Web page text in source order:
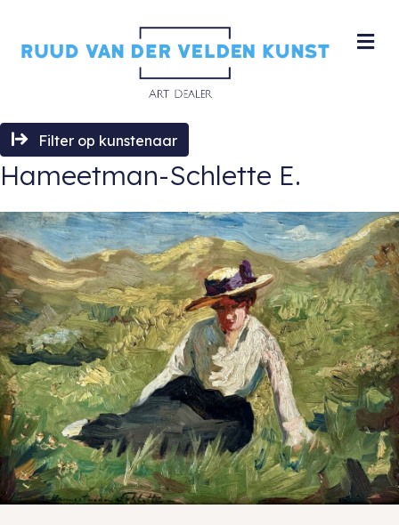
Filter op kunstenaar
Hameetman-Schlette E.